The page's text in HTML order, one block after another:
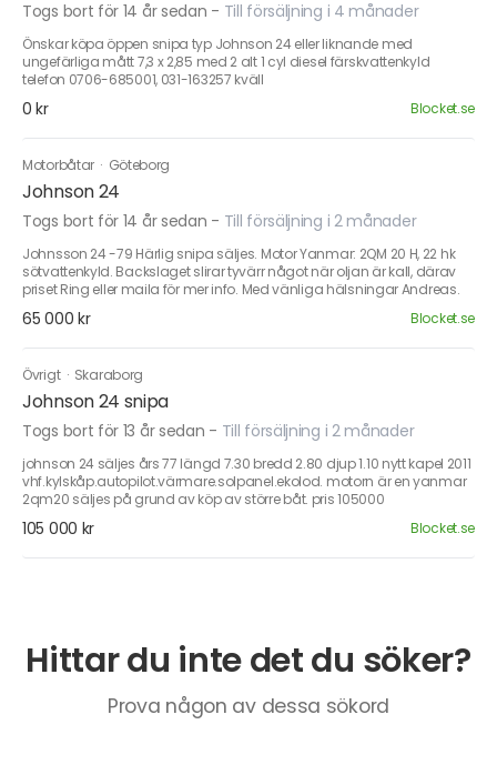
Togs bort för 14 år sedan - Till försäljning i 4 månader
Önskar köpa öppen snipa typ Johnson 24 eller liknande med
ungefärliga mått 7,3 x 2,85 med 2 alt 1 cyl diesel färskvattenkyld
telefon 0706-685001, 031-163257 kväll
0 kr Blocket.se
Motorbåtar · Göteborg
Johnson 24
Togs bort för 14 år sedan - Till försäljning i 2 månader
Johnsson 24 -79 Härlig snipa säljes. Motor Yanmar: 2QM 20 H, 22 hk
sötvattenkyld. Backslaget slirar tyvärr något när oljan är kall, därav
priset Ring eller maila för mer info. Med vänliga hälsningar Andreas.
65 000 kr Blocket.se
Övrigt · Skaraborg
Johnson 24 snipa
Togs bort för 13 år sedan - Till försäljning i 2 månader
johnson 24 säljes års 77 längd 7.30 bredd 2.80 djup 1.10 nytt kapel 2011
vhf.kylskåp.autopilot.värmare.solpanel.ekolod. motorn är en yanmar
2qm20 säljes på grund av köp av större båt. pris 105000
105 000 kr Blocket.se
Hittar du inte det du söker?
Prova någon av dessa sökord